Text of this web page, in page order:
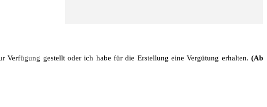
Verfügung gestellt oder ich habe für die Erstellung eine Vergütung erhalten. (Ab